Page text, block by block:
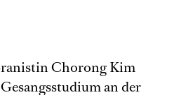
Chorong Kim
an der